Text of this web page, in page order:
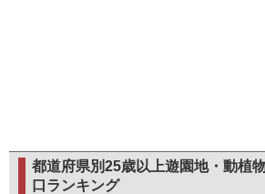
都道府県別25歳以上遊園地・動植
口ランキング